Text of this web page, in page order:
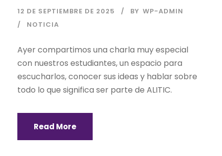
12 DE SEPTIEMBRE DE 2025 BY WP-ADMIN
NOTICIA
Ayer compartimos una charla muy especial
con nuestros estudiantes, un espacio para
escucharlos, conocer sus ideas y hablar sobre
todo lo que significa ser parte de ALITIC.
Read More